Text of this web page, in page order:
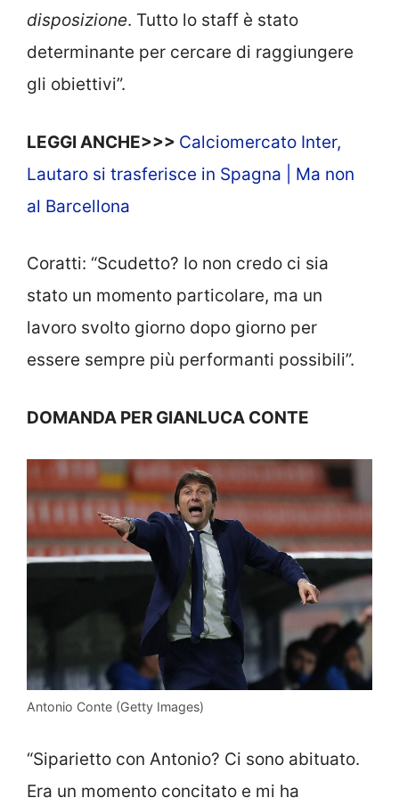
disposizione. Tutto lo staff è stato
determinante per cercare di raggiungere
gli obiettivi”.
LEGGI ANCHE>>> Calciomercato Inter,
Lautaro si trasferisce in Spagna | Ma non
al Barcellona
Coratti: “Scudetto? Io non credo ci sia
stato un momento particolare, ma un
lavoro svolto giorno dopo giorno per
essere sempre più performanti possibili”.
DOMANDA PER GIANLUCA CONTE
Antonio Conte (Getty Images)
“Siparietto con Antonio? Ci sono abituato.
Era un momento concitato e mi ha